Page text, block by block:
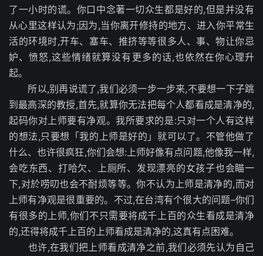
了一小时的谎。你口中念著一切众生都是好的,但是并没有
从心里这样认为;因为,当你离开修持的地方、进入你平常生
活的环境时,开车、塞车、推挤等等很多人、事、物让你忌
妒、愤怒,这些情绪就算没有更多的话,也依然在你心理升
起。
所以,别再说谎了,我们必须一步一步来,不要想一下子跳
到最高深的教授,首先,就算你无法把每个人都看成是清净的,
起码你对上师要有净观。我所要求的是:只对一个人有这样
的想法,只要想「我的上师是好的」就可以了。不管他做了
什么、也许很疯狂,你们会想:上师好像有点问题,他像我一样,
会吃东西、打哈欠、上厕所、发现漂亮的女孩子也会瞄一
下,对於唠叨也会不耐烦等等。你不认为上师是清净的,而对
上师有净观是很重要的。不过,在台湾有个很大的问题–你们
有很多的上师,你们不只需要将成千上百的众生看成是清净
的,还得将成千上百的上师看成是清净的,这真有点困难。
也许,在我们把上师看成清净之前,我们必须先认为自己